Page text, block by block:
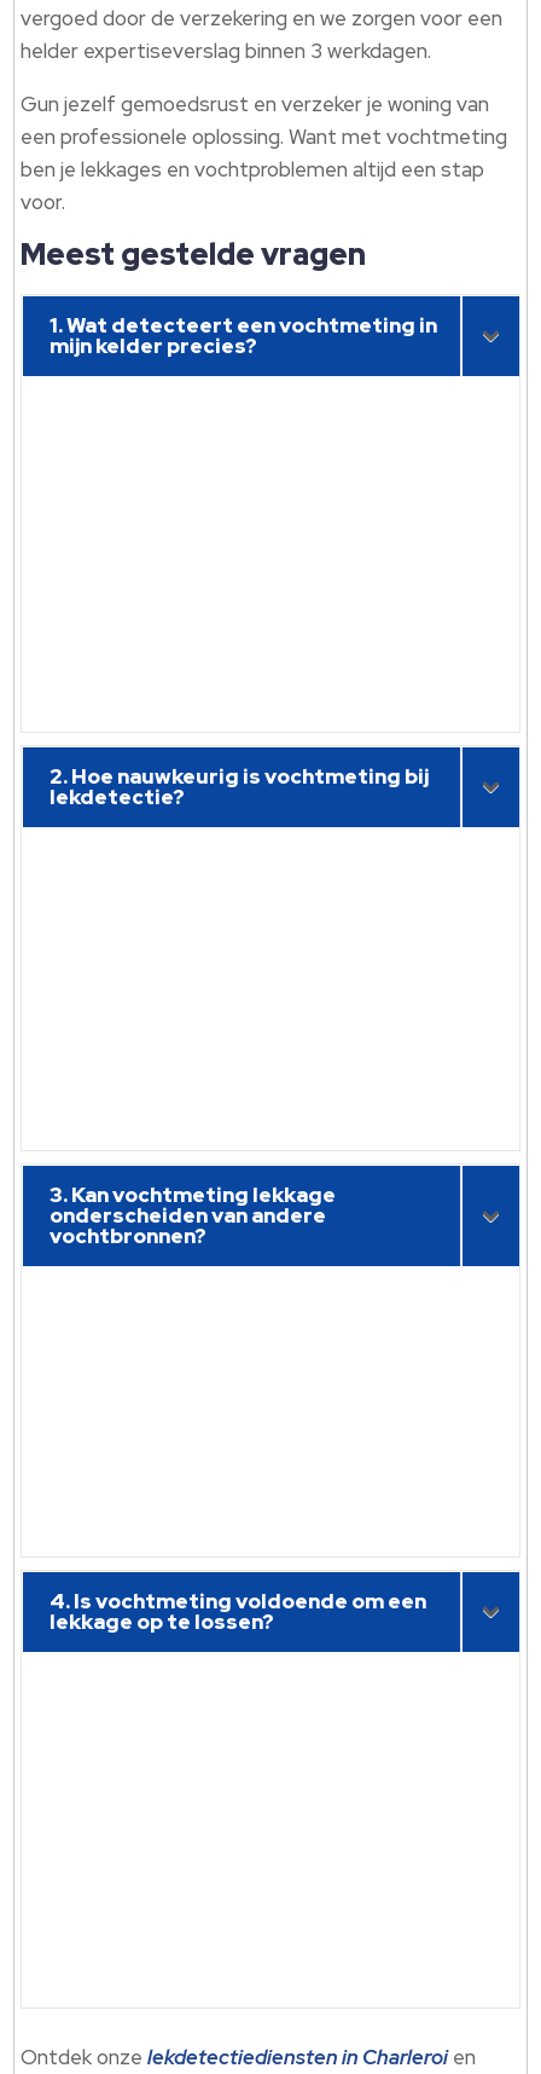
vergoed door de verzekering en we zorgen voor een
helder expertiseverslag binnen 3 werkdagen.
Gun jezelf gemoedsrust en verzeker je woning van
een professionele oplossing. Want met vochtmeting
ben je lekkages en vochtproblemen altijd een stap
voor.
Meest gestelde vragen
1. Wat detecteert een vochtmeting in
mijn kelder precies?
2. Hoe nauwkeurig is vochtmeting bij
lekdetectie?
3. Kan vochtmeting lekkage
onderscheiden van andere
vochtbronnen?
4. Is vochtmeting voldoende om een
lekkage op te lossen?
Ontdek onzelekdetectiediensten in Charleroien